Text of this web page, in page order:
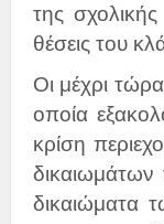
της
θέσεις του
Οι μέχρι
οποία
κρίση
δικαιωμάτων
δικαιώματα